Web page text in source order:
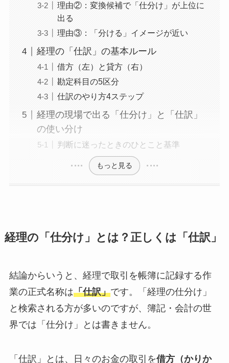
理由②：変換候補で「仕分け」が上位に
出る
理由③：「分ける」イメージが近い
経理の「仕訳」の基本ルール
借方（左）と貸方（右）
勘定科目の5区分
仕訳のやり方4ステップ
経理の現場で出る「仕分け」と「仕訳」
の使い分け
判断に迷ったときのひとこと基準
もっと見る
経理の「仕分け」とは？正しくは「仕訳」
結論からいうと、経理で取引を帳簿に記録する作
業の正式名称は「仕訳」です。「経理の仕分け」
と検索される方が多いのですが、簿記・会計の世
界では「仕分け」とは書きません。
「仕訳」とは、日々のお金の取引を借方（かりか